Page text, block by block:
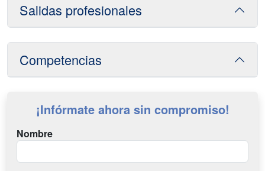
Salidas profesionales
Competencias
¡Infórmate ahora sin compromiso!
Nombre